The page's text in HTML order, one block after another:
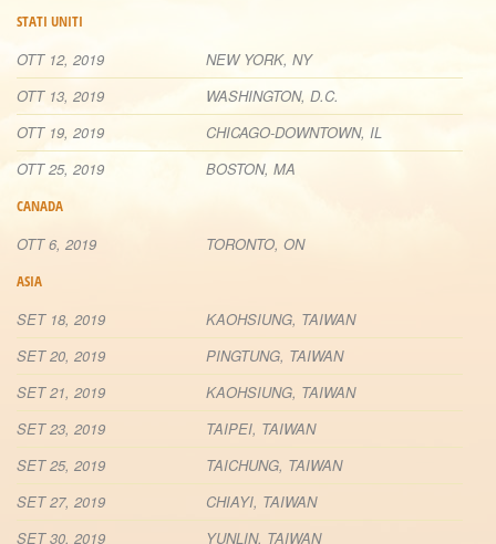
STATI UNITI
OTT 12, 2019
NEW YORK, NY
OTT 13, 2019
WASHINGTON, D.C.
OTT 19, 2019
CHICAGO-DOWNTOWN, IL
OTT 25, 2019
BOSTON, MA
CANADA
OTT 6, 2019 TORONTO, ON
ASIA
SET 18, 2019
KAOHSIUNG, TAIWAN
SET 20, 2019
PINGTUNG, TAIWAN
SET 21, 2019
KAOHSIUNG, TAIWAN
SET 23, 2019
TAIPEI, TAIWAN
SET 25, 2019
TAICHUNG, TAIWAN
SET 27, 2019
CHIAYI, TAIWAN
SET 30, 2019
YUNLIN, TAIWAN